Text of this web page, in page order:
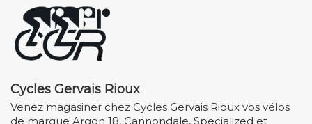
Cycles Gervais Rioux
Venez magasiner chez Cycles Gervais Rioux vos vélos
de marque Argon 18, Cannondale, Specialized et